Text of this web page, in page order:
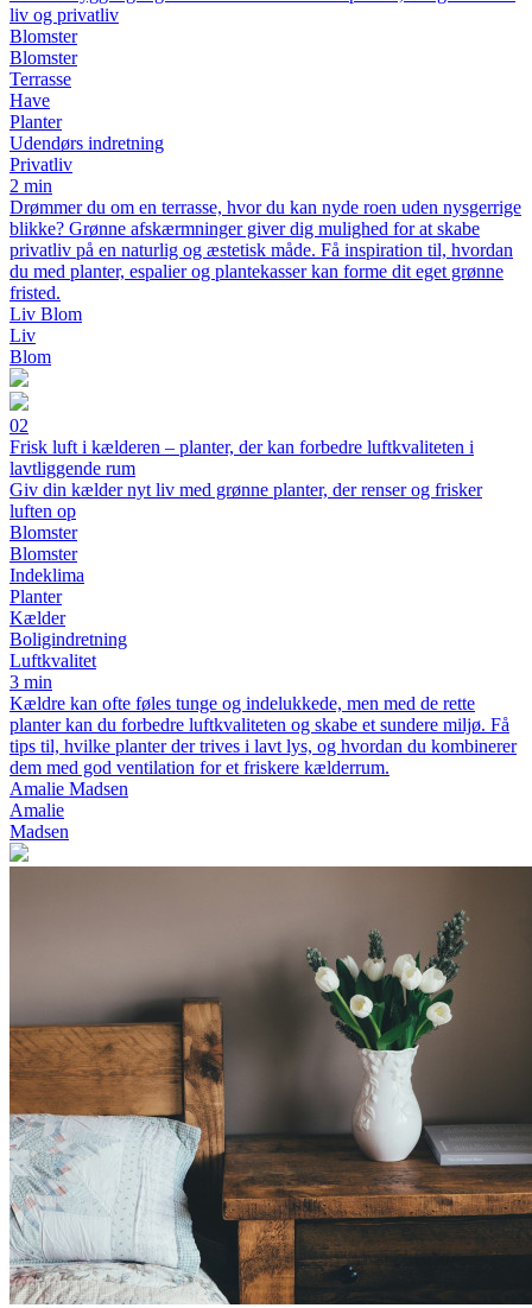
liv og privatliv
Blomster
Blomster
Terrasse
Have
Planter
Udendørs indretning
Privatliv
2 min
Drømmer du om en terrasse, hvor du kan nyde roen uden nysgerrige
blikke? Grønne afskærmninger giver dig mulighed for at skabe
privatliv på en naturlig og æstetisk måde. Få inspiration til, hvordan
du med planter, espalier og plantekasser kan forme dit eget grønne
fristed.
Liv Blom
Liv
Blom
02
Frisk luft i kælderen – planter, der kan forbedre luftkvaliteten i
lavtliggende rum
Giv din kælder nyt liv med grønne planter, der renser og frisker
luften op
Blomster
Blomster
Indeklima
Planter
Kælder
Boligindretning
Luftkvalitet
3 min
Kældre kan ofte føles tunge og indelukkede, men med de rette
planter kan du forbedre luftkvaliteten og skabe et sundere miljø. Få
tips til, hvilke planter der trives i lavt lys, og hvordan du kombinerer
dem med god ventilation for et friskere kælderrum.
Amalie Madsen
Amalie
Madsen